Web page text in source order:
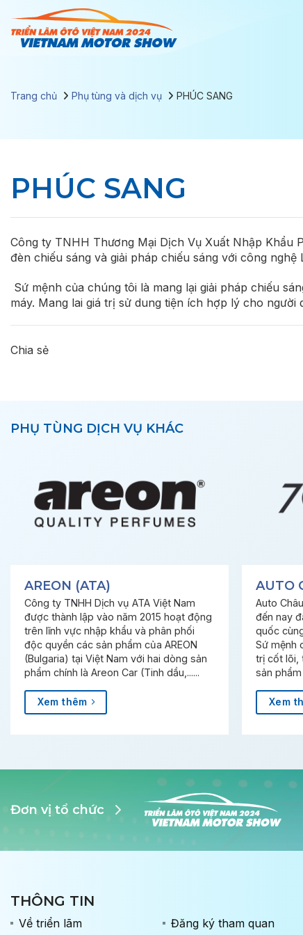
đến
nội
Trang chủ Phụ tùng và dịch vụ PHÚC SANG
PHÚC SANG
Công ty TNHH Thương Mại Dịch Vụ Xuất Nhập
đèn chiếu sáng và giải pháp chiếu sáng với công
Sứ mệnh của chúng tôi là mang lại giải pháp chiếu
máy. Mang lai giá trị sử dung tiện ích hợp lý cho người
Chia sẻ
PHỤ TÙNG DỊCH VỤ KHÁC
AREON (ATA)
Công ty TNHH Dịch vụ ATA Việt Nam
được thành lập vào năm 2015 hoạt động
trên lĩnh vực nhập khẩu và phân phối
độc quyền các sản phẩm của AREON
(Bulgaria) tại Việt Nam với hai dòng sản
phẩm chính là Areon Car (Tinh dầu,......
Xem thêm
AUTO
Auto
đến nay
quốc
Sứ mệnh
trị cốt lõi,
sản
Xem
Đơn vị tổ chức
THÔNG TIN
Về triển lãm Đăng ký tham quan